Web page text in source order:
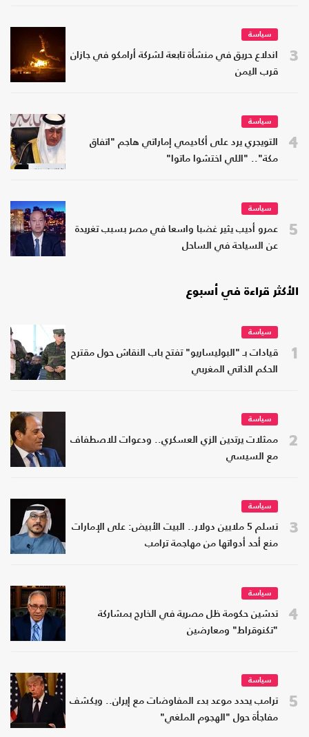
3
سياسة
اندلاع حريق في منشأة تابعة لشركة أرامكو في جازان
قرب اليمن
4
سياسة
التويجري يرد على أكاديمي إماراتي هاجم "اتفاق
مكة".. "اللي اختشوا ماتوا"
5
سياسة
عمرو أديب يثير غضبا واسعا في مصر بسبب تغريدة
عن السياحة في الساحل
الأكثر قراءة في أسبوع
1
سياسة
قيادات بـ "البوليساريو" تفتح باب النقاش حول مقترح
الحكم الذاتي المغربي
2
سياسة
ممثلات يرتدين الزي العسكري.. ودعوات للاصطفاف
مع السيسي
3
سياسة
تسلم 5 ملايين دولار.. البيت الأبيض: على الإمارات
منع أحد أدواتها من مهاجمة ترامب
4
سياسة
تدشين حكومة ظل مصرية في الخارج بمشاركة
"تكنوقراط" ومعارضين
5
سياسة
ترامب يحدد موعد بدء المفاوضات مع إيران.. ويكشف
مفاجأة حول "الهجوم الملغي"